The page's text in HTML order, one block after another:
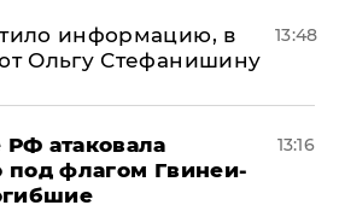
информацию, в
Ольгу Стефанишину
13:48
атаковала
под флагом Гвинеи-
13:16